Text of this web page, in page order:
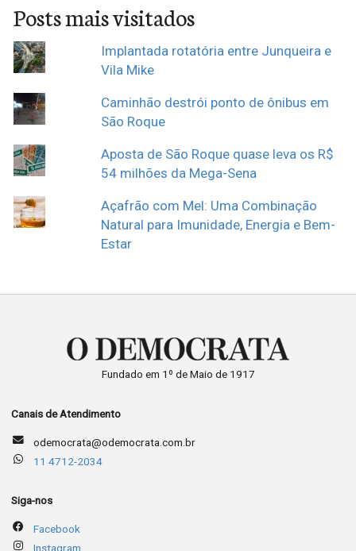
Posts mais visitados
Implantada rotatória entre Junqueira e
Vila Mike
Caminhão destrói ponto de ônibus em
São Roque
Aposta de São Roque quase leva os R$
54 milhões da Mega-Sena
Açafrão com Mel: Uma Combinação
Natural para Imunidade, Energia e Bem-
Estar
Fundado em 1º de Maio de 1917
Canais de Atendimento
odemocrata@odemocrata.com.br
11 4712-2034
Siga-nos
Facebook
Instagram